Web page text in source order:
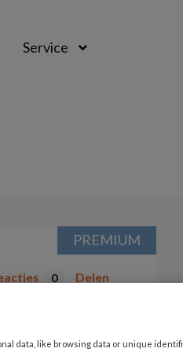
Service
0 Delen
PREMIUM
data, like browsing data or unique